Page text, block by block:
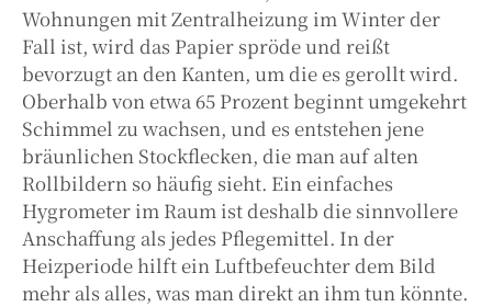
Wohnungen mit Zentralheizung im Winter der
Fall ist, wird das Papier spröde und reißt
bevorzugt an den Kanten, um die es gerollt wird.
Oberhalb von etwa 65 Prozent beginnt umgekehrt
Schimmel zu wachsen, und es entstehen jene
bräunlichen Stockflecken, die man auf alten
Rollbildern so häufig sieht. Ein einfaches
Hygrometer im Raum ist deshalb die sinnvollere
Anschaffung als jedes Pflegemittel. In der
Heizperiode hilft ein Luftbefeuchter dem Bild
mehr als alles, was man direkt an ihm tun könnte.